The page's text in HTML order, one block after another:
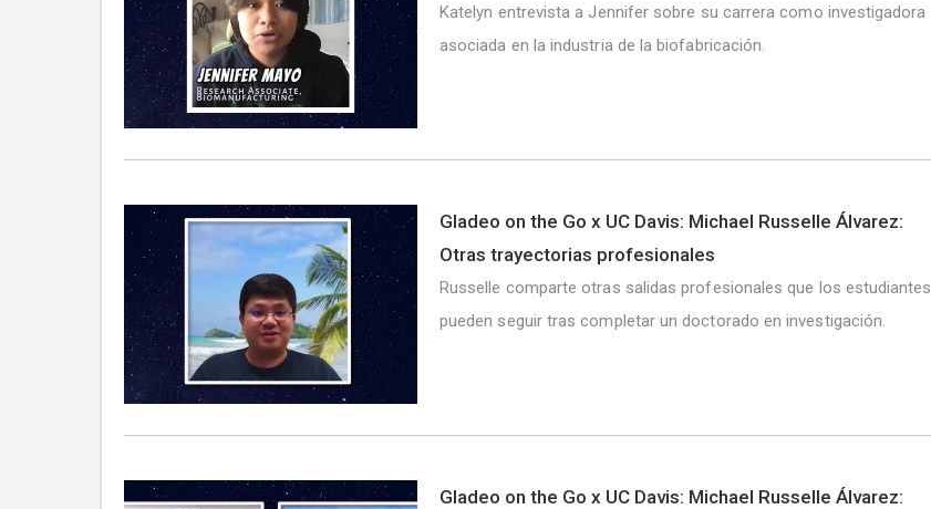
Katelyn entrevista a Jennifer sobre su carrera como investigadora
asociada en la industria de la biofabricación.
Gladeo on the Go x UC Davis: Michael Russelle Álvarez:
Otras trayectorias profesionales
Russelle comparte otras salidas profesionales que los estudiantes
pueden seguir tras completar un doctorado en investigación.
Gladeo on the Go x UC Davis: Michael Russelle Álvarez: